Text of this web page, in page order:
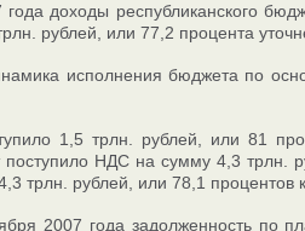
года доходы республиканского
рублей, или 77,2 процента
исполнения бюджета по
1,5 трлн. рублей, или 81
поступило НДС на сумму 4,3 трлн.
трлн. рублей, или 78,1 процентов
2007 года задолженность по